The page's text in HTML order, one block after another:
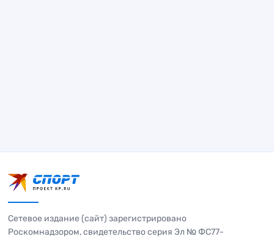
Сетевое издание (сайт) зарегистрировано
Роскомнадзором, свидетельство серия Эл № ФС77-